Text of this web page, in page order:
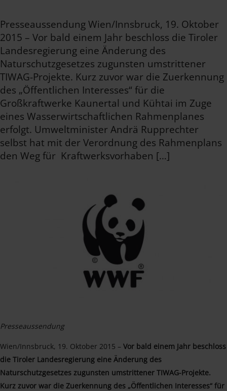
Presseaussendung Wien/Innsbruck, 19. Oktober
2015 – Vor bald einem Jahr beschloss die Tiroler
Landesregierung eine Änderung des
Naturschutzgesetzes zugunsten umstrittener
TIWAG-Projekte. Kurz zuvor war die Zuerkennung
des „Öffentlichen Interesses“ für die
Großkraftwerke Kaunertal und Kühtai im Zuge
eines Wasserwirtschaftlichen Rahmenplanes
erfolgt. Umweltminister Andrä Rupprechter
selbst hat mit der Verordnung des Rahmenplans
den Weg für Kraftwerksvorhaben […]
Presseaussendung
Wien/Innsbruck, 19. Oktober 2015 – Vor bald einem Jahr beschloss
die Tiroler Landesregierung eine Änderung des
Naturschutzgesetzes zugunsten umstrittener TIWAG-Projekte.
Kurz zuvor war die Zuerkennung des „Öffentlichen Interesses“ für